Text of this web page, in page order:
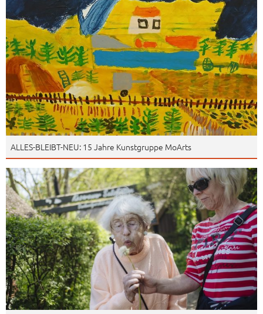
ALLES-BLEIBT-NEU: 15 Jahre Kunstgruppe MoArts